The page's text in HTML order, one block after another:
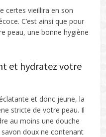
certes vieillira en son
C’est ainsi que pour
peau, une bonne hygiène
et hydratez votre
et donc jeune, la
stricte de votre peau. Il
au moins une douche
doux ne contenant